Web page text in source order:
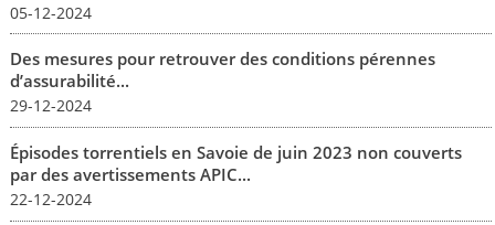
05-12-2024
Des mesures pour retrouver des conditions pérennes
d’assurabilité...
29-12-2024
Épisodes torrentiels en Savoie de juin 2023 non couverts
par des avertissements APIC...
22-12-2024